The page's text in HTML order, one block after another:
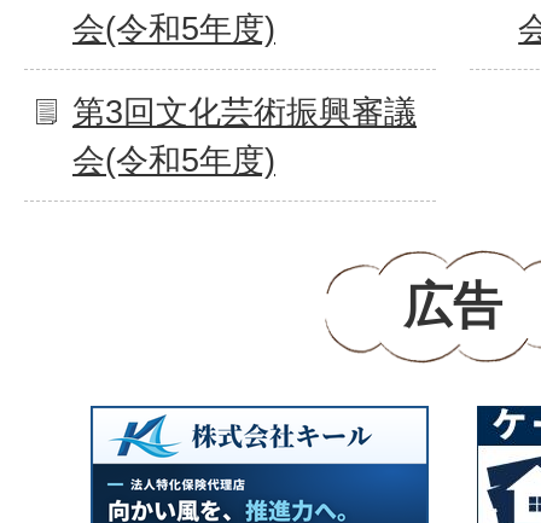
会(令和5年度)
第3回文化芸術振興審議
会(令和5年度)
広告